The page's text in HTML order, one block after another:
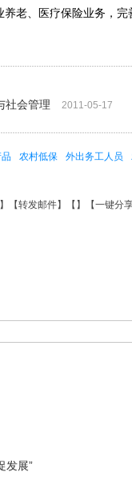
老、医疗保险业务，完
社会管理
2011-05-17
农村低保 外出务工人员
】【转发邮件】【 】 【一键分
发展”